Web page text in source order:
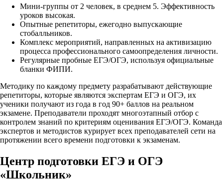
Мини-группы от 2 человек, в среднем 5. Эффективность
уроков высокая.
Опытные репетиторы, ежегодно выпускающие
стобалльников.
Комплекс мероприятий, направленных на активизацию
процесса профессионального самоопределения личности.
Регулярные пробные ЕГЭ/ОГЭ, используя официальные
бланки ФИПИ.
Методику по каждому предмету разрабатывают действующие
репетиторы, которые являются экспертам ЕГЭ и ОГЭ, их
ученики получают из года в год 90+ баллов на реальном
экзамене. Преподаватели проходят многоэтапный отбор с
контролем знаний по критериям оценивания ЕГЭ/ОГЭ. Команда
экспертов и методистов курирует всех преподавателей сети на
протяжении всего времени подготовки к экзаменам.
Центр подготовки ЕГЭ и ОГЭ
«Школьник»